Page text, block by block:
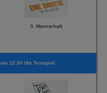
3. Mannschaft
12:30 Uhr Testspiel